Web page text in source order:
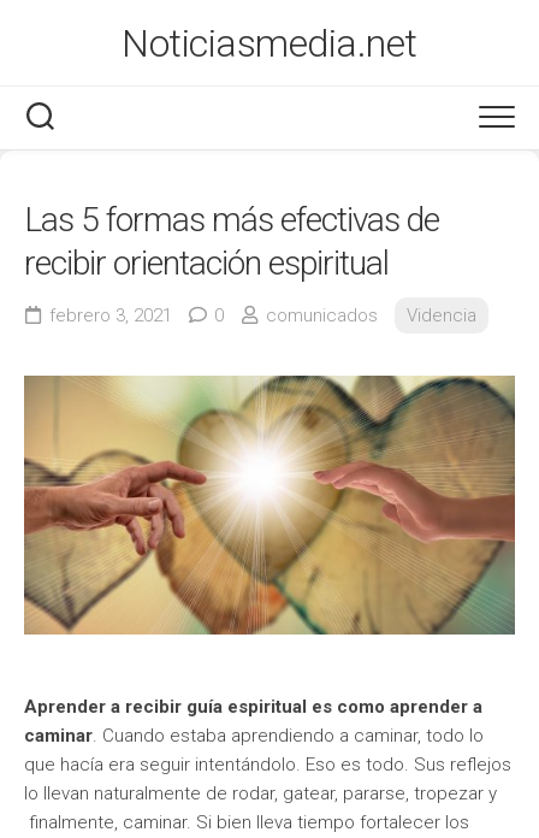
Noticiasmedia.net
Salud
Las 5 formas más efectivas de
recibir orientación espiritual
febrero 3, 2021 0 comunicados Videncia
Aprender a recibir guía espiritual es como aprender a
caminar. Cuando estaba aprendiendo a caminar, todo lo
que hacía era seguir intentándolo. Eso es todo. Sus reflejos
lo llevan naturalmente de rodar, gatear, pararse, tropezar y
finalmente, caminar. Si bien lleva tiempo fortalecer los